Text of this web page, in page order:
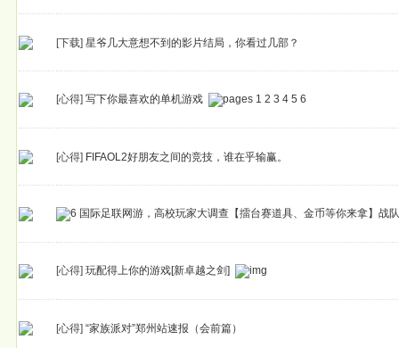
[下载] 星爷几大意想不到的影片结局，你看过几部？
[心得] 写下你最喜欢的单机游戏 1 2 3 4 5 6
[心得] FIFAOL2好朋友之间的竞技，谁在乎输赢。
国际足联网游，高校玩家大调查【擂台赛道具、金币等你来拿】战
[心得] 玩配得上你的游戏[新卓越之剑]
[心得] “家族派对”郑州站速报（会前篇）